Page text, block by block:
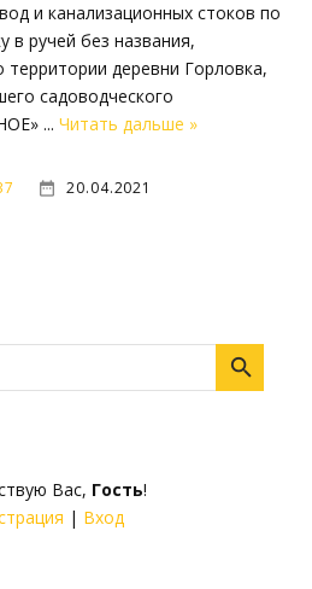
Вас, Гость!
| Вход
и канализационных стоков по
в ручей без названия,
деревни Горловка,
садоводческого
... Читать дальше »
20.04.2021